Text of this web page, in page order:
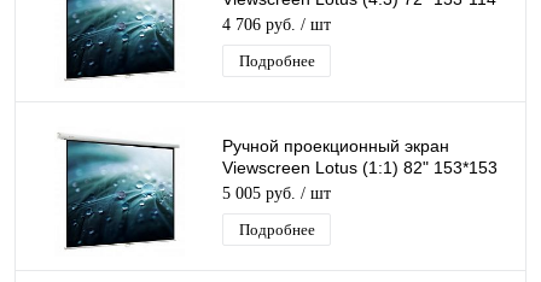
MW
4 706 руб. / шт
Подробнее
Ручной проекционный экран
Viewscreen Lotus (1:1) 82" 153*153
MW
5 005 руб. / шт
Подробнее